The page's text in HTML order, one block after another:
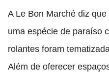
A Le Bon Marché diz
uma espécie de paraíso
rolantes foram
Além de oferecer